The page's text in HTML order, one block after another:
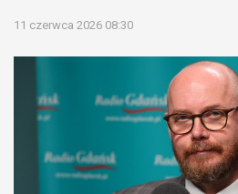
11 czerwca 2026 08:30